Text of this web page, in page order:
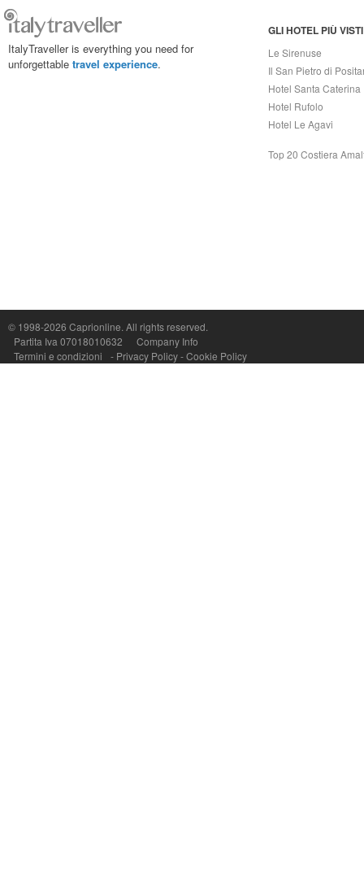
ItalyTraveller is everything you need for
unforgettable travel experience.
GLI HOTEL PIÙ VISTI
Le Sirenuse
Il San Pietro di
Hotel Santa Caterina
Hotel Rufolo
Hotel Le Agavi
Top 20 Costiera
© 1998-2026 Caprionline. All rights reserved.
Partita Iva 07018010632
Company Info
Termini e condizioni
- Privacy Policy-Cookie Policy
Capri On Line Srl, Via Le Botteghe 10a - 80073 CAPRI (NA) Italy
P.Iva, C.F. e n.Reg.Imprese Napoli: 07018010632 - Rea n.557643